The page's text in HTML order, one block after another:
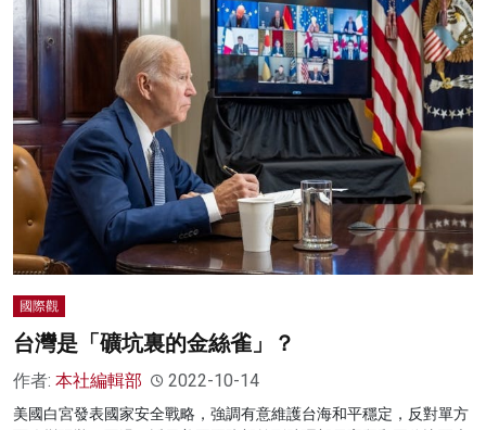
國際觀
台灣是「礦坑裏的金絲雀」？
作者: 本社編輯部 2022-10-14
美國白宮發表國家安全戰略，強調有意維護台海和平穩定，反對單方